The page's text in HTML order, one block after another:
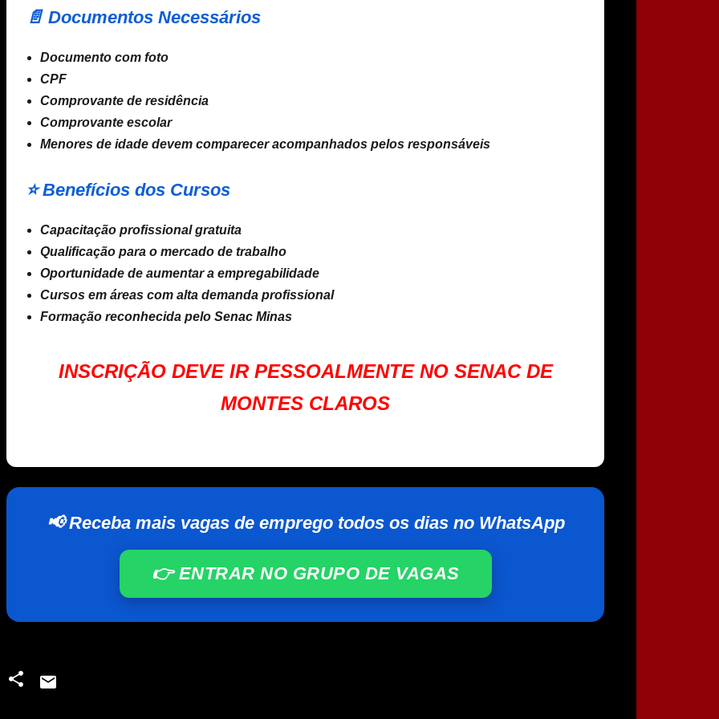
📄 Documentos Necessários
Documento com foto
CPF
Comprovante de residência
Comprovante escolar
Menores de idade devem comparecer acompanhados pelos responsáveis
⭐ Benefícios dos Cursos
Capacitação profissional gratuita
Qualificação para o mercado de trabalho
Oportunidade de aumentar a empregabilidade
Cursos em áreas com alta demanda profissional
Formação reconhecida pelo Senac Minas
INSCRIÇÃO DEVE IR PESSOALMENTE NO SENAC DE
MONTES CLAROS
📢 Receba mais vagas de emprego todos os dias no WhatsApp
👉 ENTRAR NO GRUPO DE VAGAS